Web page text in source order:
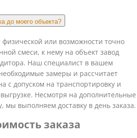
до моего объекта?
физической или возможности точно
смеси, к нему на объект завод
Наш специалист в вашем
замеры и рассчитает
с допуском на транспортировку и
Несмотря на дополнительные
мы выполняем доставку в день заказа.
заказа